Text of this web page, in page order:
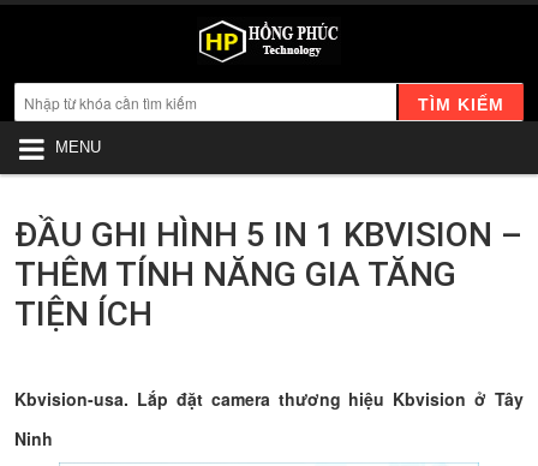
TÌM KIẾM
MENU
ĐẦU GHI HÌNH 5 IN 1 KBVISION –
THÊM TÍNH NĂNG GIA TĂNG
TIỆN ÍCH
Kbvision-usa. Lắp đặt camera thương hiệu Kbvision ở Tây
Ninh